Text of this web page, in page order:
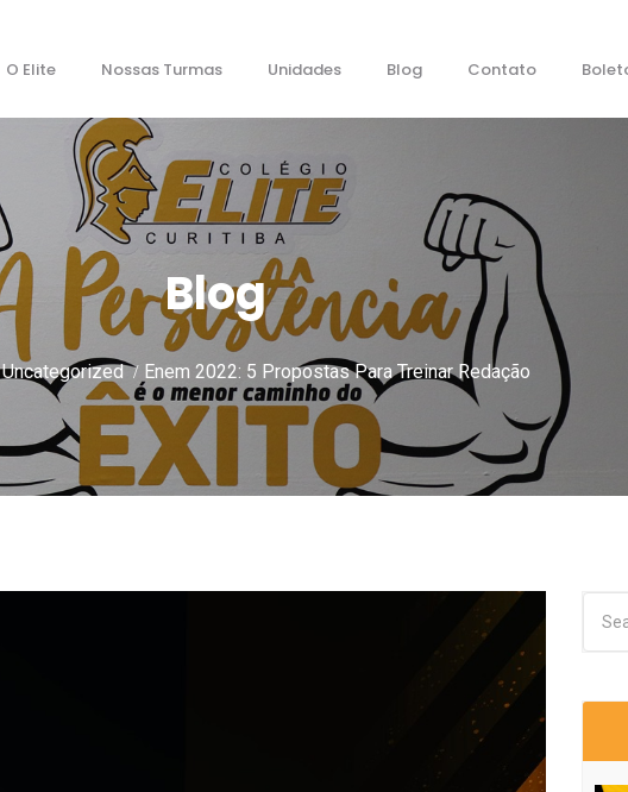
O Elite Nossas Turmas Unidades Blog Contato
Blog
Uncategorized Enem 2022: 5 Propostas Para Treinar Redação